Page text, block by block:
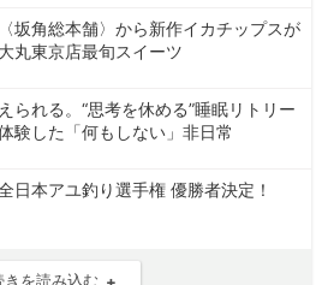
坂角総本舗〉から新作イカチップスが
丸東京店最旬スイーツ
られる。“思考を休める”睡眠リトリー
験した「何もしない」非日常
日本アユ釣り選手権 優勝者決定！
きを読み込む